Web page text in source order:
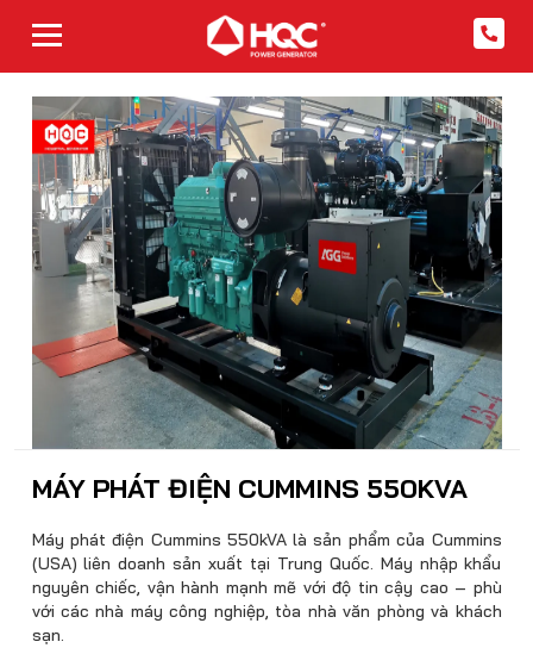
MÁY PHÁT ĐIỆN CUMMINS 550KVA
Máy phát điện Cummins 550kVA là sản phẩm của Cummins
(USA) liên doanh sản xuất tại Trung Quốc. Máy nhập khẩu
nguyên chiếc, vận hành mạnh mẽ với độ tin cậy cao – phù
với các nhà máy công nghiệp, tòa nhà văn phòng và khách
sạn.